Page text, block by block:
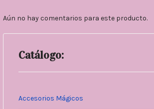
Aún no hay comentarios para este producto.
Catálogo:
Accesorios Mágicos